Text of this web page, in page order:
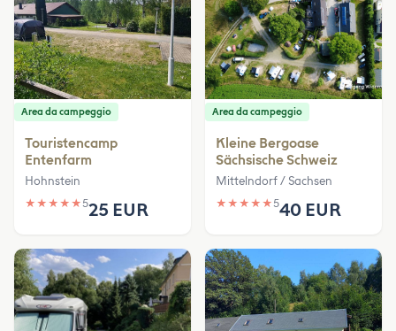
Area da campeggio
Touristencamp
Entenfarm
Hohnstein
★ ★ ★ ★ ★525 EUR
Area da campeggio
Kleine Bergoase
Sächsische Schweiz
Mittelndorf / Sachsen
★ ★ ★ ★ ★540 EUR